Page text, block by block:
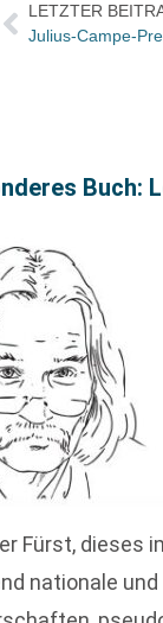
LETZTER
Julius-Campe-
Buch:
Fürst, dieses
nationale